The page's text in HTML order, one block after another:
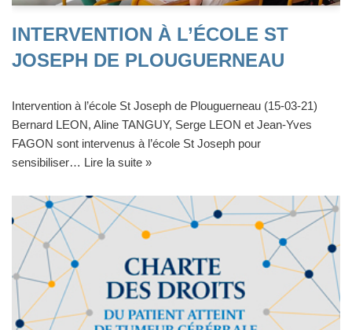
INTERVENTION À L’ÉCOLE ST
JOSEPH DE PLOUGUERNEAU
Intervention à l’école St Joseph de Plouguerneau (15-03-21)
Bernard LEON, Aline TANGUY, Serge LEON et Jean-Yves
FAGON sont intervenus à l’école St Joseph pour
sensibiliser… Lire la suite »